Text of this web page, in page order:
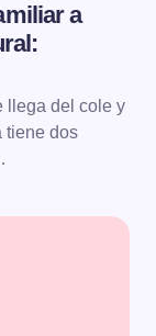
a
llega del cole y
tiene dos